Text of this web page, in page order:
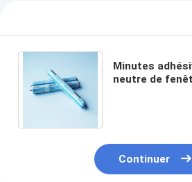
Minutes
neutre de
Continuer